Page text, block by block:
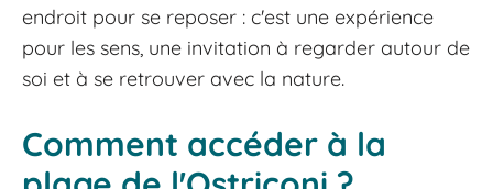
endroit pour se reposer : c'est une expérience
pour les sens, une invitation à regarder autour de
soi et à se retrouver avec la nature.
Comment accéder à la